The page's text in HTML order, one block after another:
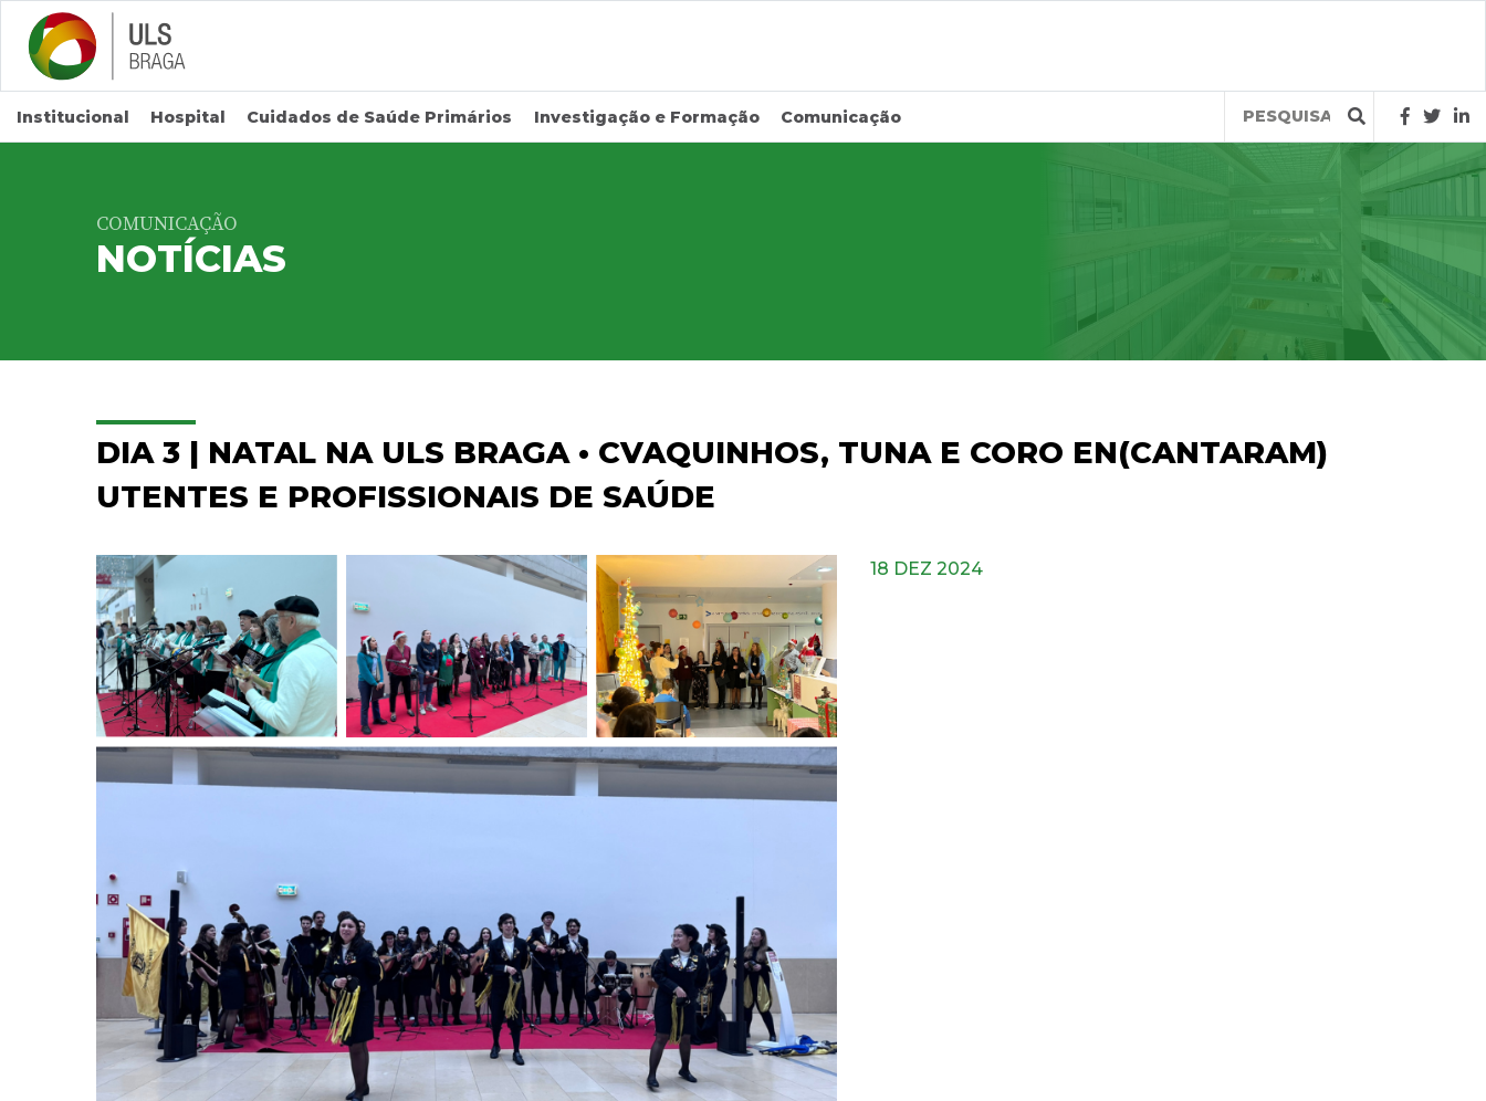
Saltar para conteúdo principal
Institucional Hospital Cuidados de Saúde Primários Investigação e Formação Comunicação
Query
COMUNICAÇÃO
NOTÍCIAS
DIA 3 | NATAL NA ULS BRAGA • CVAQUINHOS, TUNA E CORO EN(CANTARAM)
UTENTES E PROFISSIONAIS DE SAÚDE
18 DEZ 2024